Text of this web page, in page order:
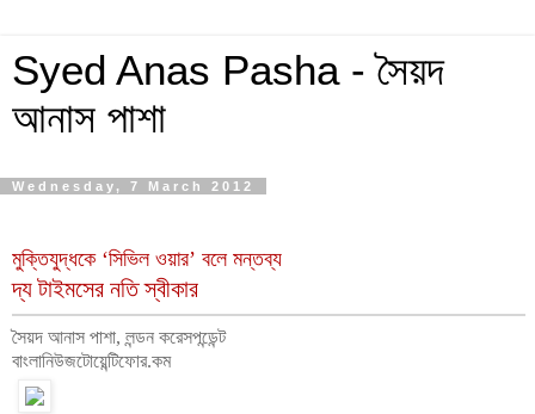
Syed Anas Pasha - সৈয়দ
আনাস পাশা
Wednesday, 7 March 2012
মুক্তিযুদ্ধকে ‘সিভিল ওয়ার’ বলে মন্তব্য
দ্য টাইমসের নতি স্বীকার
সৈয়দ আনাস পাশা, লন্ডন করেসপন্ডেন্ট
বাংলানিউজটোয়েন্টিফোর.কম